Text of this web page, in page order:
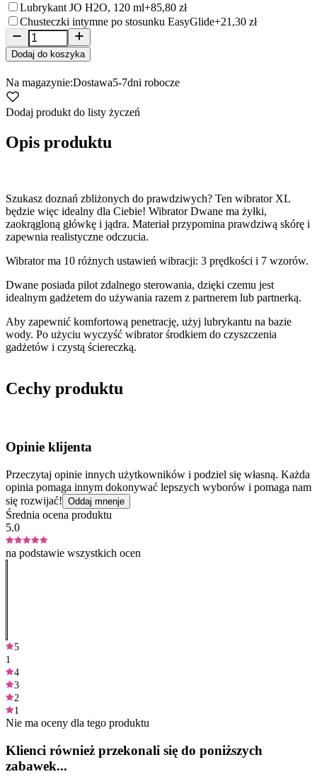
Lubrykant JO H2O, 120 ml+85,80 zł
Chusteczki intymne po stosunku EasyGlide+21,30 zł
Dodaj do koszyka
Na magazynie:Dostawa5-7dni robocze
Dodaj produkt do listy życzeń
Opis produktu
Szukasz doznań zbliżonych do prawdziwych? Ten wibrator XL
będzie więc idealny dla Ciebie! Wibrator Dwane ma żyłki,
zaokrągloną główkę i jądra. Materiał przypomina prawdziwą skórę i
zapewnia realistyczne odczucia.
Wibrator ma 10 różnych ustawień wibracji: 3 prędkości i 7 wzorów.
Dwane posiada pilot zdalnego sterowania, dzięki czemu jest
idealnym gadżetem do używania razem z partnerem lub partnerką.
Aby zapewnić komfortową penetrację, użyj lubrykantu na bazie
wody. Po użyciu wyczyść wibrator środkiem do czyszczenia
gadżetów i czystą ściereczką.
Cechy produktu
Opinie klijenta
Przeczytaj opinie innych użytkowników i podziel się własną. Każda
opinia pomaga innym dokonywać lepszych wyborów i pomaga nam
się rozwijać! Oddaj mnenje
Średnia ocena produktu
5.0
na podstawie wszystkich ocen
5
1
4
3
2
1
Nie ma oceny dla tego produktu
Klienci również przekonali się do poniższych
zabawek...